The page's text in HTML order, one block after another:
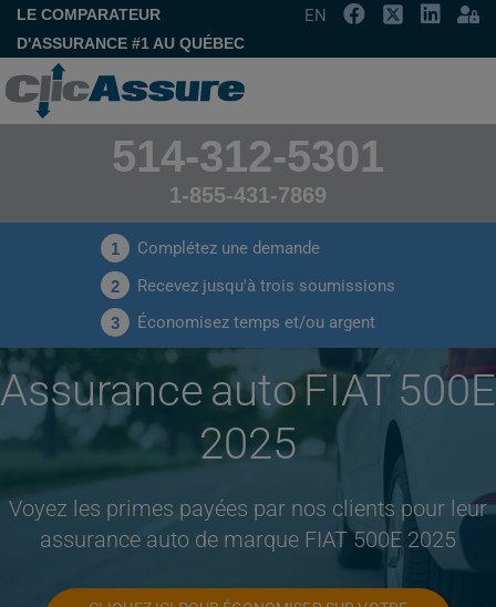
LE COMPARATEUR
D'ASSURANCE #1 AU QUÉBEC
EN
514-312-5301
1-855-431-7869
1 Complétez une demande
2 Recevez jusqu'à trois soumissions
3 Économisez temps et/ou argent
Assurance auto FIAT 500E
2025
Voyez les primes payées par nos clients pour leur
assurance auto de marque FIAT 500E 2025